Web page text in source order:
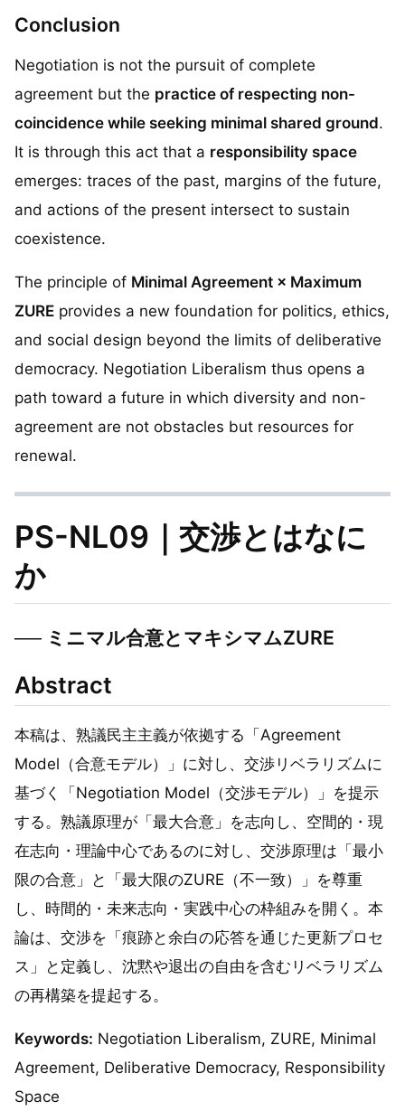
Conclusion
Negotiation is not the pursuit of complete
agreement but the practice of respecting non-
coincidence while seeking minimal shared ground.
It is through this act that a responsibility space
emerges: traces of the past, margins of the future,
and actions of the present intersect to sustain
coexistence.
The principle of Minimal Agreement × Maximum
ZURE provides a new foundation for politics, ethics,
and social design beyond the limits of deliberative
democracy. Negotiation Liberalism thus opens a
path toward a future in which diversity and non-
agreement are not obstacles but resources for
renewal.
PS-NL09｜交渉とはなに
か
── ミニマル合意とマキシマムZURE
Abstract
本稿は、熟議民主主義が依拠する「Agreement
Model（合意モデル）」に対し、交渉リベラリズムに
基づく「Negotiation Model（交渉モデル）」を提示
する。熟議原理が「最大合意」を志向し、空間的・現
在志向・理論中心であるのに対し、交渉原理は「最小
限の合意」と「最大限のZURE（不一致）」を尊重
し、時間的・未来志向・実践中心の枠組みを開く。本
論は、交渉を「痕跡と余白の応答を通じた更新プロセ
ス」と定義し、沈黙や退出の自由を含むリベラリズム
の再構築を提起する。
Keywords: Negotiation Liberalism, ZURE, Minimal
Agreement, Deliberative Democracy, Responsibility
Space